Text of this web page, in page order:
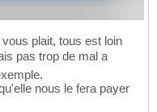
plait, tous est loin
pas trop de mal a
nous le fera payer